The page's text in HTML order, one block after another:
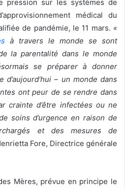
pression sur les systèmes de
médical du
de pandémie, le 11 mars. «
à travers le monde se sont
la parentalité dans le monde
se préparer à donner
d’aujourd’hui – un monde dans
ont peur de se rendre dans
crainte d’être infectées ou ne
soins d’urgence en raison de
et des mesures de
Fore, Directrice générale
Mères, prévue en principe le